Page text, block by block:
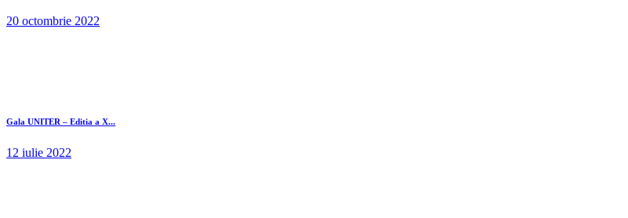
20 octombrie 2022
Gala UNITER – Editia a X...
12 iulie 2022